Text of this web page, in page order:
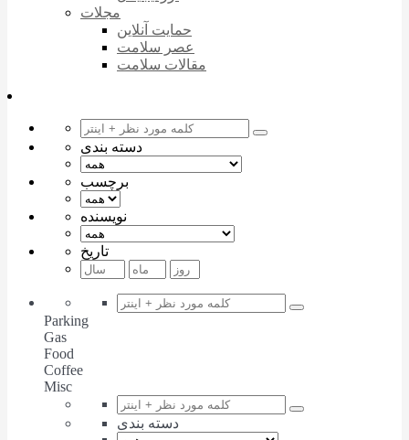
مجلات
حمایت آنلاین
عصر سلامت
مقالات سلامت
دسته بندی
برچسب
نویسنده
تاریخ
Parking
Gas
Food
Coffee
Misc
دسته بندی